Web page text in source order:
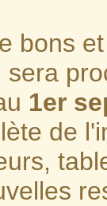
bons
1er
de